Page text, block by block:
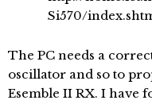
Si570/
The PC needs a
oscillator and so to
Esemble II RX. I have